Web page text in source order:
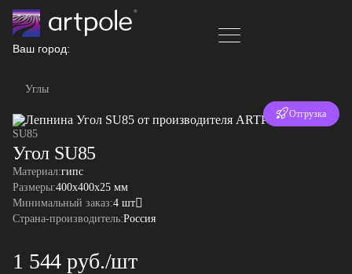
Ваш город:
Углы
Отгрузка
SU85
Угол SU85
Материал:гипс
Размеры:400x400x25 мм
Минимальный заказ:4 шт
Страна-производитель:Россия
1 544 руб./шт